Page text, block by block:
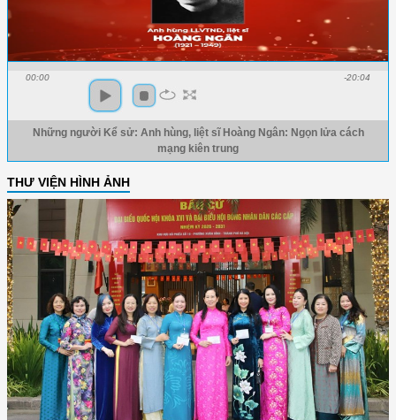
00:00 -20:04
Những người Kể sử: Anh hùng, liệt sĩ Hoàng Ngân: Ngọn lửa cách
mạng kiên trung
THƯ VIỆN HÌNH ẢNH